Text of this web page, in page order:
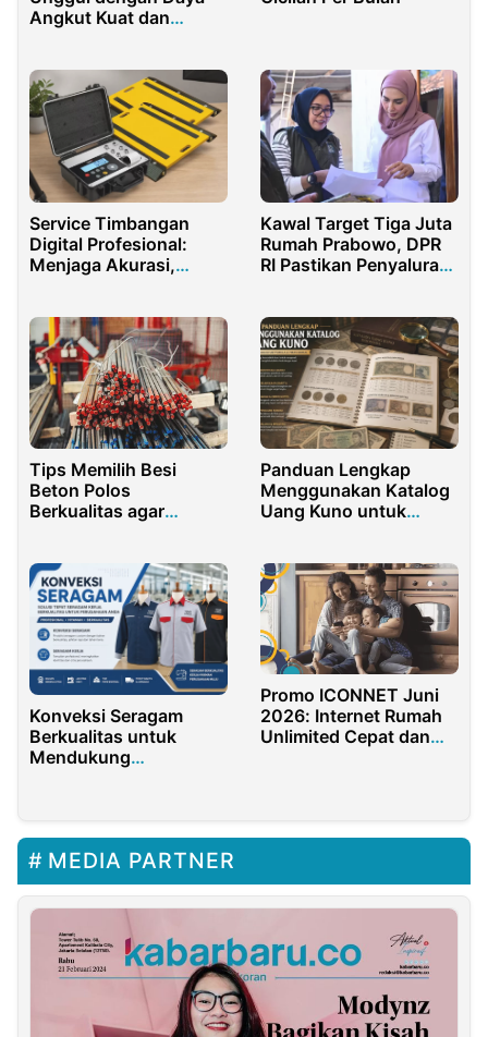
Angkut Kuat dan
Service Timbangan
Digital Profesional:
Menjaga Akurasi,
Kawal Target Tiga Juta
Rumah Prabowo, DPR
RI Pastikan Penyaluran
Tips Memilih Besi
Beton Polos
Berkualitas agar
Panduan Lengkap
Menggunakan Katalog
Uang Kuno untuk
Konveksi Seragam
Berkualitas untuk
Mendukung
Promo ICONNET Juni
2026: Internet Rumah
Unlimited Cepat dan
MEDIA PARTNER